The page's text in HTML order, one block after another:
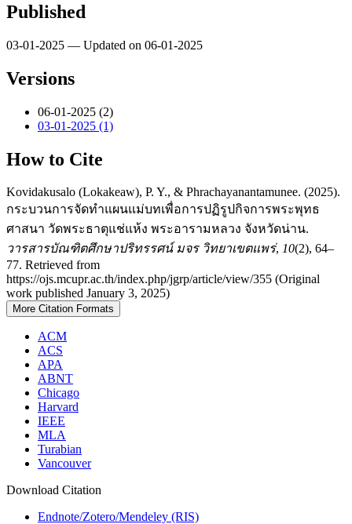
Published
03-01-2025 — Updated on 06-01-2025
Versions
06-01-2025 (2)
03-01-2025 (1)
How to Cite
Kovidakusalo (Lokakeaw), P. Y., & Phrachayanantamunee. (2025).
กระบวนการจัดทำแผนแม่บทเพื่อการปฏิรูปกิจการพระพุทธ
ศาสนา วัดพระธาตุแช่แห้ง พระอารามหลวง จังหวัดน่าน.
วารสารบัณฑิตศึกษาปริทรรศน์ มจร วิทยาเขตแพร่, 10(2), 64–
77. Retrieved from
https://ojs.mcupr.ac.th/index.php/jgrp/article/view/355 (Original
work published January 3, 2025)
More Citation Formats
ACM
ACS
APA
ABNT
Chicago
Harvard
IEEE
MLA
Turabian
Vancouver
Download Citation
Endnote/Zotero/Mendeley (RIS)